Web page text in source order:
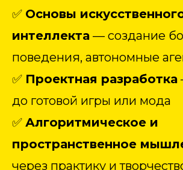
✅ Основы
интеллекта — создание
поведения, автономные
✅ Проектная разработка
до готовой игры или мода
✅ Алгоритмическое и
пространственное
через практику и